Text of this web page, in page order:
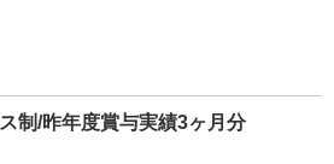
制/昨年度賞与実績3ヶ月分